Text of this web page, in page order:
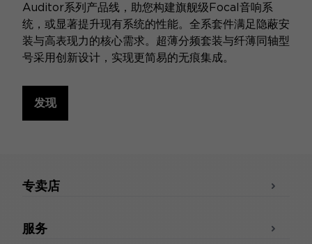
Auditor系列产品线，助您构建旗舰级Focal音响系
统，或显著提升现有系统的性能。全系套件满足隐蔽安
装与高表现力的核心需求。超薄分频套装与纤薄同轴型
号采用创新设计，实现更简易的无痕集成。
发现
专卖店
服务